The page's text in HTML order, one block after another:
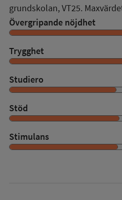
grundskolan,VT25.
Övergripande nöjdhet
Trygghet
Studiero
Stöd
Stimulans